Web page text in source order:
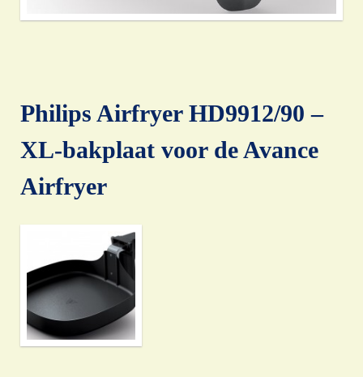
Philips Airfryer HD9912/90 –
XL-bakplaat voor de Avance
Airfryer